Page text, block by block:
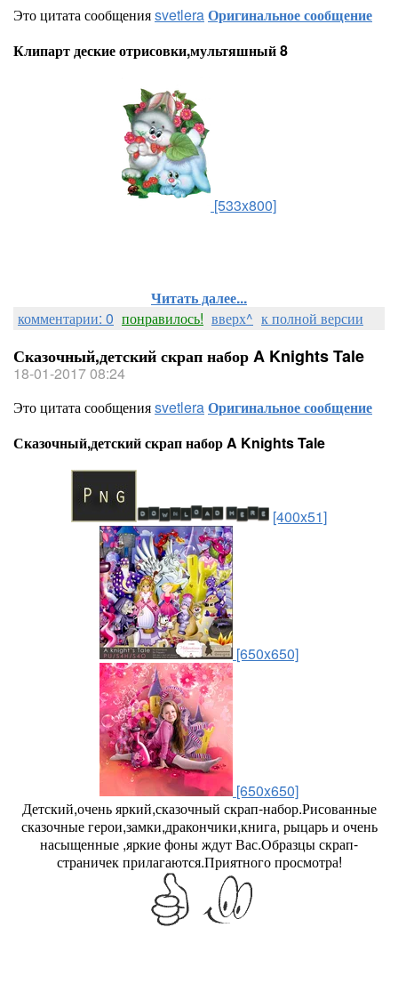
Это цитата сообщенияsvetleraОригинальное сообщение
Клипарт деские отрисовки,мультяшный 8
[533x800]
Читать далее...
комментарии: 0 понравилось! вверх^ к полной версии
Сказочный,детский скрап набор A Knights Tale
18-01-2017 08:24
Это цитата сообщенияsvetleraОригинальное сообщение
Сказочный,детский скрап набор A Knights Tale
[400x51]
[650x650]
[650x650]
Детский,очень яркий,сказочный скрап-набор.Рисованные
сказочные герои,замки,дракончики,книга, рыцарь и очень
насыщенные ,яркие фоны ждут Вас.Образцы скрап-
страничек прилагаются.Приятного просмотра!